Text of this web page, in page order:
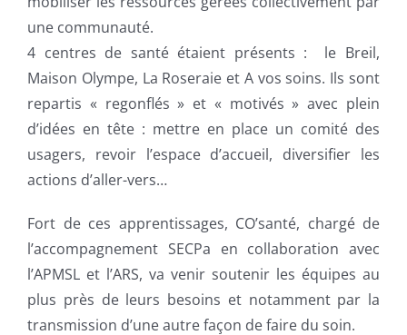
une communauté.
4 centres de santé étaient présents : le Breil,
Maison Olympe, La Roseraie et A vos soins. Ils sont
repartis « regonflés » et « motivés » avec plein
d’idées en tête : mettre en place un comité des
usagers, revoir l’espace d’accueil, diversifier les
actions d’aller-vers…
Fort de ces apprentissages, CO’santé, chargé de
l’accompagnement SECPa en collaboration avec
l’APMSL et l’ARS, va venir soutenir les équipes au
plus près de leurs besoins et notamment par la
transmission d’une autre façon de faire du soin.